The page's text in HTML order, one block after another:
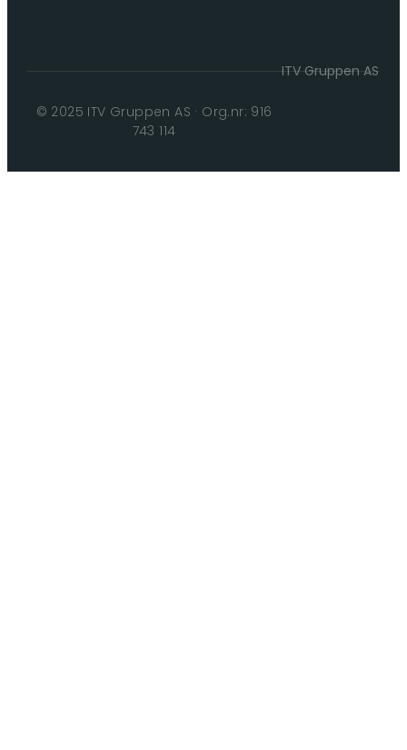
© 2025 ITV Gruppen AS · Org.nr: 916
743 114
ITV Gruppen AS